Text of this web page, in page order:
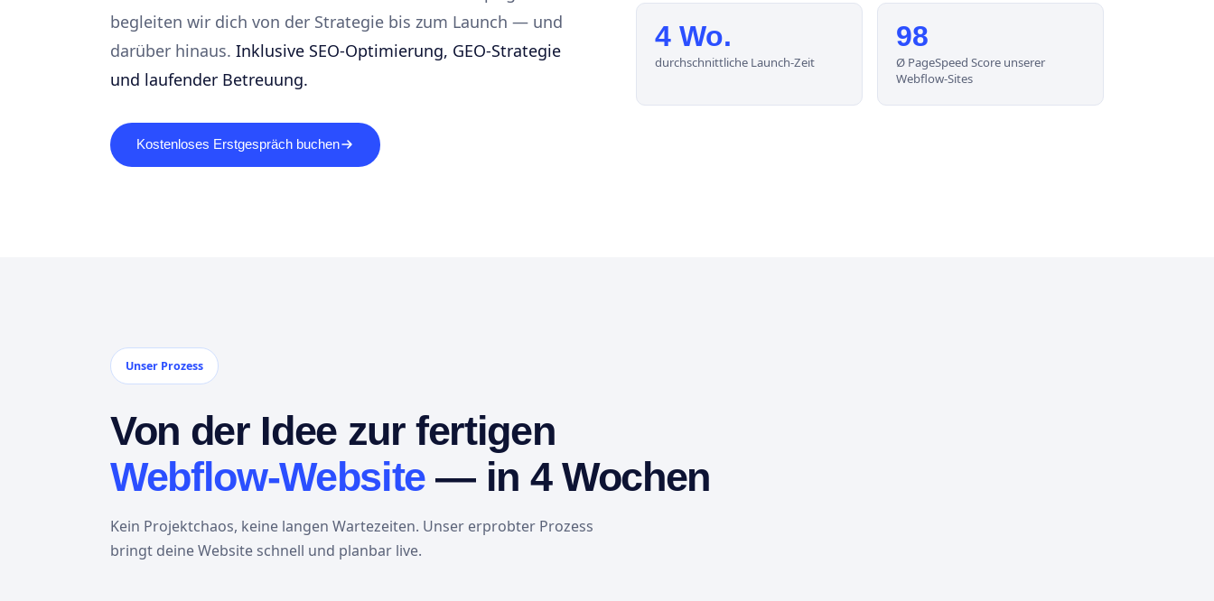
begleiten wir dich von der Strategie bis zum Launch — und
darüber hinaus. Inklusive SEO-Optimierung, GEO-Strategie
und laufender Betreuung.
Kostenloses Erstgespräch buchen
4 Wo.
durchschnittliche Launch-Zeit
98
Ø PageSpeed Score unserer
Webflow-Sites
Unser Prozess
Von der Idee zur fertigen
Webflow-Website— in 4 Wochen
Kein Projektchaos, keine langen Wartezeiten. Unser erprobter Prozess
bringt deine Website schnell und planbar live.